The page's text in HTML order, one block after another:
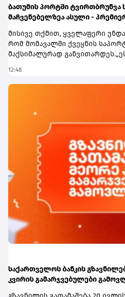
ბათუმის პორტში
მაჩვენებელზეა ასული -
მისივე თქმით, ყველაფერი
რომ მომავალში ქვეყნის
მაქსიმალურად
მნიშვნელოვანია აღინიშნოს,
ტვირთბრუნვა სარეკორდო
წლევანდელი წელი აუცილებლად
პორტისთვის სარეკორდო
ყველაფერი უნდა გაკეთდეს
ჩვენი საპორტო
განვითარდეს. ბათუმის პორტი,
მნიშვნელოვანია, ასევე ფოთის
აქტიურად ვმუშაობთ ანაკლიის
ინფრასტრუქტურის შექმნაზე და
დაგეგმილია ანაკლიის პორტში
მიღება და პირველი ფაზის
დასრულება,“- აღნიშნა
12:48
საქართველოს ბანკის
კვირის გამარჯვებულები